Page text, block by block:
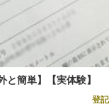
簡単】【実体験】
登記